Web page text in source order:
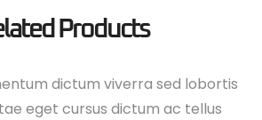
Products
dictum viverra sed lobortis
eget cursus dictum ac tellus